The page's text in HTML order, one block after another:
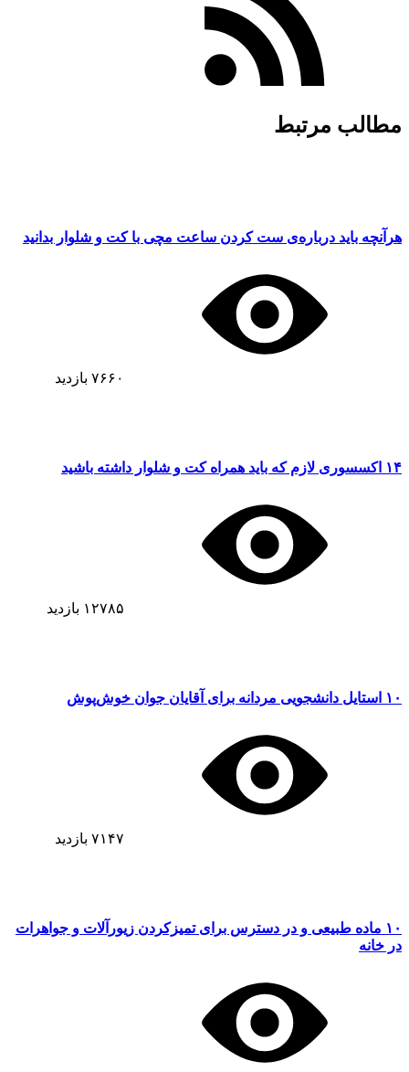
مطالب مرتبط
هرآنچه باید درباره‌ی ست کردن ساعت مچی با کت و شلوار بدانید
۷۶۶۰ بازدید
۱۴ اکسسوری‌ لازم که باید همراه کت و شلوار داشته باشید
۱۲۷۸۵ بازدید
۱۰ استایل دانشجویی مردانه برای آقایان جوان خوش‌پوش
۷۱۴۷ بازدید
۱۰ ماده طبیعی و در دسترس برای تمیزکردن زیورآلات و جواهرات
در خانه